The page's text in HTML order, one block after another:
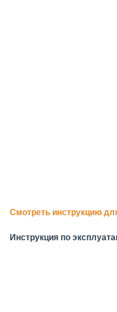
Смотреть инструкцию
Инструкция по